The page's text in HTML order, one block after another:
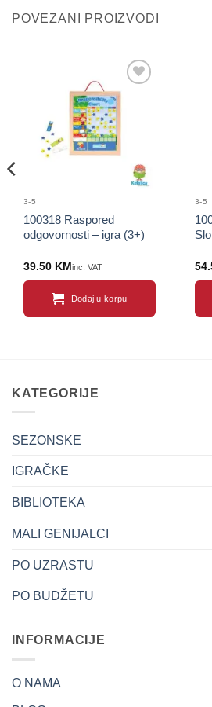
POVEZANI PROIZVODI
Sačuvaj
proizvod
3-5
100318 Raspored
odgovornosti – igra (3+)
39.50 KM inc. VAT
Dodaj u korpu
3-5
KATEGORIJE
SEZONSKE
IGRAČKE
BIBLIOTEKA
MALI GENIJALCI
PO UZRASTU
PO BUDŽETU
INFORMACIJE
O NAMA